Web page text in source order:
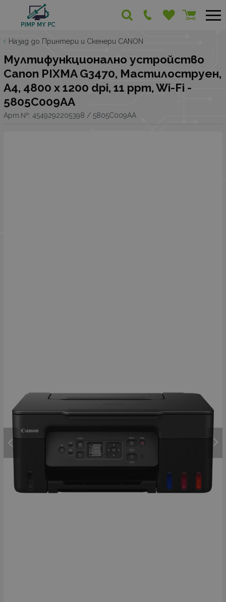
Назад до Принтери и Скенери CANON
Мултифункционално устройство
Canon PIXMA G3470, Мастилоструен,
A4, 4800 x 1200 dpi, 11 ppm, Wi-Fi -
5805C009AA
Арт.№: 4549292205398 / 5805C009AA